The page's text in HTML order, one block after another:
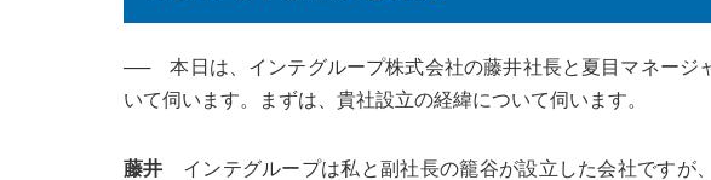
── 本日は、インテグループ株式会社の藤井社長と夏目マネージ
いて伺います。まずは、貴社設立の経緯について伺います。
藤井 インテグループは私と副社長の籠谷が設立した会社ですが